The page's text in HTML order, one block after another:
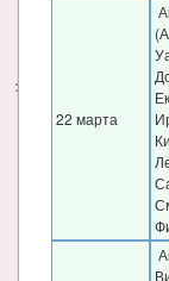
22 марта